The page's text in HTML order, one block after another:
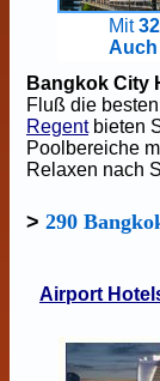
Mit
Auch
Bangkok City
Fluß die
Regentbieten
Poolbereiche
Relaxen nach
> 290
Airport